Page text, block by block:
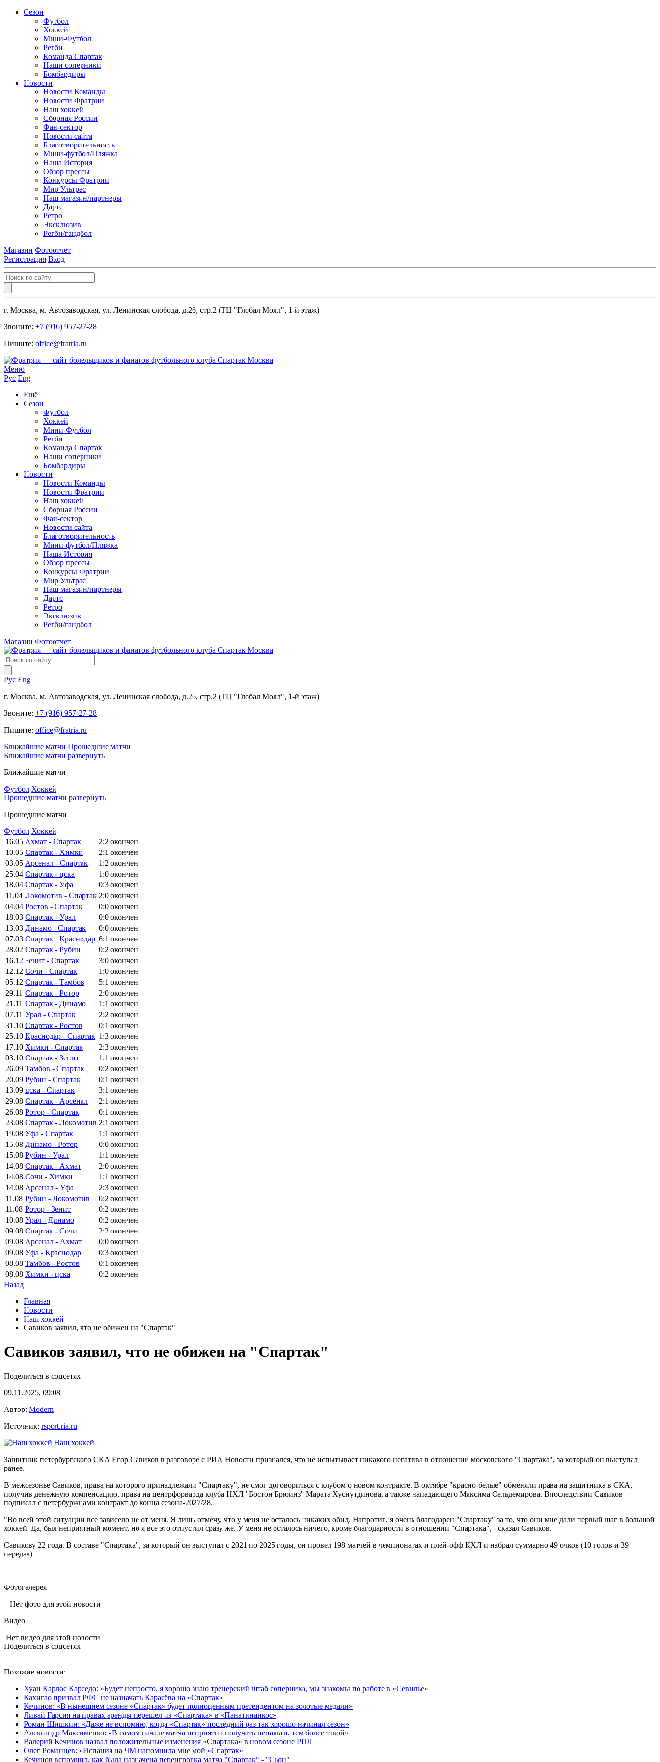
Сезон
Футбол
Хоккей
Мини-Футбол
Регби
Команда Спартак
Наши соперники
Бомбардиры
Новости
Новости Команды
Новости Фратрии
Наш хоккей
Сборная России
Фан-cектор
Новости сайта
Благотворительность
Мини-футбол/Пляжка
Наша История
Обзор прессы
Конкурсы Фратрии
Мир Ультрас
Наш магазин/партнеры
Дартс
Ретро
Эксклюзив
Регби/гандбол
Магазин Фотоотчет
Регистрация Вход
г. Москва, м. Автозаводская, ул. Ленинская слобода, д.26, стр.2 (ТЦ "Глобал Молл", 1-й этаж)
Звоните: +7 (916) 957-27-28
Пишите: office@fratria.ru
Меню
Рус Eng
Ещё
Сезон
Футбол
Хоккей
Мини-Футбол
Регби
Команда Спартак
Наши соперники
Бомбардиры
Новости
Новости Команды
Новости Фратрии
Наш хоккей
Сборная России
Фан-cектор
Новости сайта
Благотворительность
Мини-футбол/Пляжка
Наша История
Обзор прессы
Конкурсы Фратрии
Мир Ультрас
Наш магазин/партнеры
Дартс
Ретро
Эксклюзив
Регби/гандбол
Магазин Фотоотчет
Рус Eng
г. Москва, м. Автозаводская, ул. Ленинская слобода, д.26, стр.2 (ТЦ "Глобал Молл", 1-й этаж)
Звоните: +7 (916) 957-27-28
Пишите: office@fratria.ru
Ближайшие матчи Прошедшие матчи
Ближайшие матчи развернуть
Ближайшие матчи
Футбол Хоккей
Прошедшие матчи развернуть
Прошедшие матчи
Футбол Хоккей
16.05 Ахмат - Спартак 2:2 окончен
10.05 Спартак - Химки 2:1 окончен
03.05 Арсенал - Спартак 1:2 окончен
25.04 Спартак - цска 1:0 окончен
18.04 Спартак - Уфа 0:3 окончен
11.04 Локомотив - Спартак 2:0 окончен
04.04 Ростов - Спартак 0:0 окончен
18.03 Спартак - Урал 0:0 окончен
13.03 Динамо - Спартак 0:0 окончен
07.03 Спартак - Краснодар 6:1 окончен
28.02 Спартак - Рубин 0:2 окончен
16.12 Зенит - Спартак 3:0 окончен
12.12 Сочи - Спартак 1:0 окончен
05.12 Спартак - Тамбов 5:1 окончен
29.11 Спартак - Ротор 2:0 окончен
21.11 Спартак - Динамо 1:1 окончен
07.11 Урал - Спартак 2:2 окончен
31.10 Спартак - Ростов 0:1 окончен
25.10 Краснодар - Спартак 1:3 окончен
17.10 Химки - Спартак 2:3 окончен
03.10 Спартак - Зенит 1:1 окончен
26.09 Тамбов - Спартак 0:2 окончен
20.09 Рубин - Спартак 0:1 окончен
13.09 цска - Спартак 3:1 окончен
29.08 Спартак - Арсенал 2:1 окончен
26.08 Ротор - Спартак 0:1 окончен
23.08 Спартак - Локомотив 2:1 окончен
19.08 Уфа - Спартак 1:1 окончен
15.08 Динамо - Ротор 0:0 окончен
15.08 Рубин - Урал 1:1 окончен
14.08 Спартак - Ахмат 2:0 окончен
14.08 Сочи - Химки 1:1 окончен
14.08 Арсенал - Уфа 2:3 окончен
11.08 Рубин - Локомотив 0:2 окончен
11.08 Ротор - Зенит 0:2 окончен
10.08 Урал - Динамо 0:2 окончен
09.08 Спартак - Сочи 2:2 окончен
09.08 Арсенал - Ахмат 0:0 окончен
09.08 Уфа - Краснодар 0:3 окончен
08.08 Тамбов - Ростов 0:1 окончен
08.08 Химки - цска 0:2 окончен
Назад
Главная
Новости
Наш хоккей
Савиков заявил, что не обижен на "Спартак"
Савиков заявил, что не обижен на "Спартак"
Поделиться в соцсетях
09.11.2025, 09:08
Автор: Modern
Источник: rsport.ria.ru
Наш хоккей
Защитник петербургского СКА Егор Савиков в разговоре с РИА Новости признался, что не испытывает никакого негатива в отношении московского "Спартака", за который он выступал
ранее.
В межсезонье Савиков, права на которого принадлежали "Спартаку", не смог договориться с клубом о новом контракте. В октябре "красно-белые" обменяли права на защитника в СКА,
получив денежную компенсацию, права на центрфорварда клуба НХЛ "Бостон Брюинз" Марата Хуснутдинова, а также нападающего Максима Сельдемирова. Впоследствии Савиков
подписал с петербуржцами контракт до конца сезона-2027/28.
"Во всей этой ситуации все зависело не от меня. Я лишь отмечу, что у меня не осталось никаких обид. Напротив, я очень благодарен "Спартаку" за то, что они мне дали первый шаг в большой
хоккей. Да, был неприятный момент, но я все это отпустил сразу же. У меня не осталось ничего, кроме благодарности в отношении "Спартака", - сказал Савиков.
Савикову 22 года. В составе "Спартака", за который он выступал с 2021 по 2025 годы, он провел 198 матчей в чемпионатах и плей-офф КХЛ и набрал суммарно 49 очков (10 голов и 39
передач).
Фотогалерея
Нет фото для этой новости
Видео
Нет видео для этой новости
Поделиться в соцсетях
Похожие новости:
Хуан Карлос Карседо: «Будет непросто, я хорошо знаю тренерский штаб соперника, мы знакомы по работе в «Севилье»
Кахигао призвал РФС не назначать Карасёва на «Спартак»
Кечинов: «В нынешнем сезоне «Спартак» будет полноценным претендентом на золотые медали»
Ливай Гарсия на правах аренды перешел из «Спартака» в «Панатинаикос»
Роман Шишкин: «Даже не вспомню, когда «Спартак» последний раз так хорошо начинал сезон»
Александр Максименко: «В самом начале матча неприятно получать пенальти, тем более такой»
Валерий Кечинов назвал положительные изменения «Спартака» в новом сезоне РПЛ
Олег Романцев: «Испания на ЧМ напомнила мне мой «Спартак»
Кечинов вспомнил, как была назначена переигровка матча "Спартак" - "Сьон"